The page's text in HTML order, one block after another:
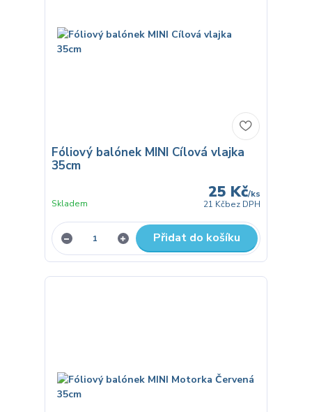
Fóliový balónek MINI Cílová vlajka
35cm
25 Kč/ks
21 Kčbez DPH
Skladem
Přidat do košíku